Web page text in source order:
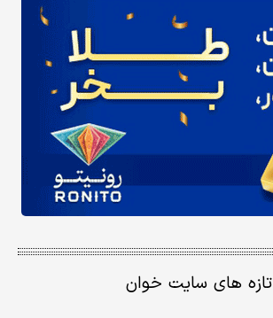
تازه های سایت خوان